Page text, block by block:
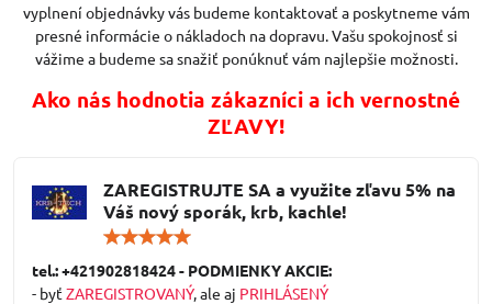
vyplnení objednávky vás budeme kontaktovať a poskytneme vám
presné informácie o nákladoch na dopravu. Vašu spokojnosť si
vážime a budeme sa snažiť ponúknuť vám najlepšie možnosti.
Ako nás hodnotia zákazníci a ich vernostné
ZĽAVY!
ZAREGISTRUJTE SA a využite zľavu 5% na
Váš nový sporák, krb, kachle!
/
5
tel.: +421902818424 - PODMIENKY AKCIE:
- byť ZAREGISTROVANÝ, ale aj PRIHLÁSENÝ